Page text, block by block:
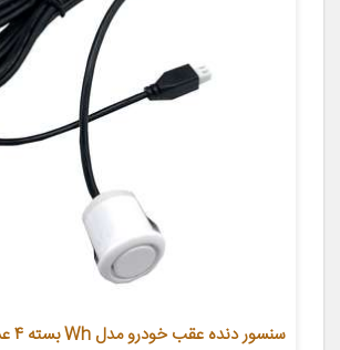
سنسور دنده عقب خودرو مدل Wh بسته 4 عددی